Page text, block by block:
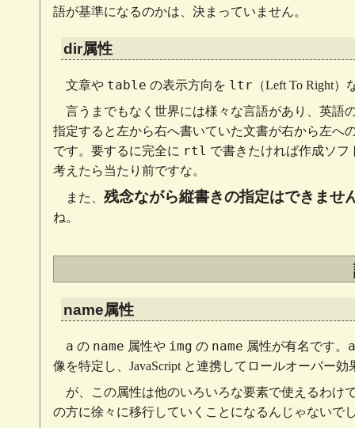
語が基準になるのかは、決まっていません。
dir属性
文章や table の表示方向を ltr （Left To Right）
言うまでもなく世界には様々な言語があり、英語
指定すると左から右へ書いていた文書が右から左へ
です。要するに完全に rtl で書きたければ作成ソ
考えたら当たり前ですな。
また、 残念ながら縦書きの指定はできませ
ね。
name属性
a の name 属性や img の name 属性が有名です。 a
像を特定し、JavaScript と連携してロールオーバー
が、この属性は他のいろいろな要素で使えるわ
の方に徐々に移行していくことになるんじゃないで